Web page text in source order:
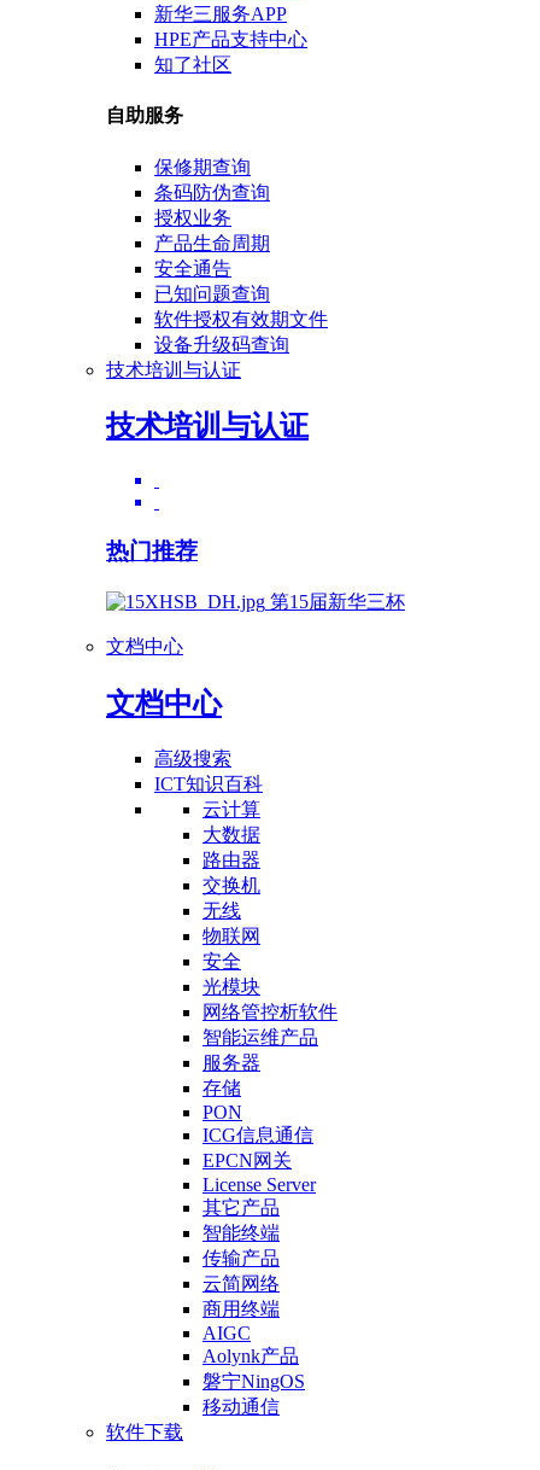
新华三服务APP
HPE产品支持中心
知了社区
自助服务
保修期查询
条码防伪查询
授权业务
产品生命周期
安全通告
已知问题查询
软件授权有效期文件
设备升级码查询
技术培训与认证
技术培训与认证
热门推荐
第15届新华三杯
文档中心
文档中心
高级搜索
ICT知识百科
云计算
大数据
路由器
交换机
无线
物联网
安全
光模块
网络管控析软件
智能运维产品
服务器
存储
PON
ICG信息通信
EPCN网关
License Server
其它产品
智能终端
传输产品
云简网络
商用终端
AIGC
Aolynk产品
磐宁NingOS
移动通信
软件下载